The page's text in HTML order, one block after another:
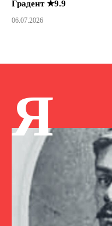
Градент ★9.9
06.07.2026
Я